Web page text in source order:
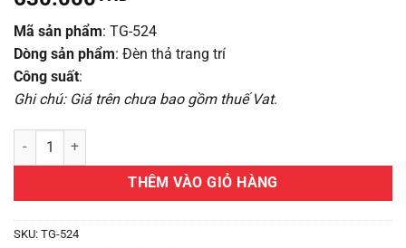
Mã sản phẩm: TG-524
Dòng sản phẩm: Đèn thả trang trí
Công suất:
Ghi chú: Giá trên chưa bao gồm thuế Vat.
Đèn thả trang trí TG-524 số lượng
THÊM VÀO GIỎ HÀNG
SKU: TG-524